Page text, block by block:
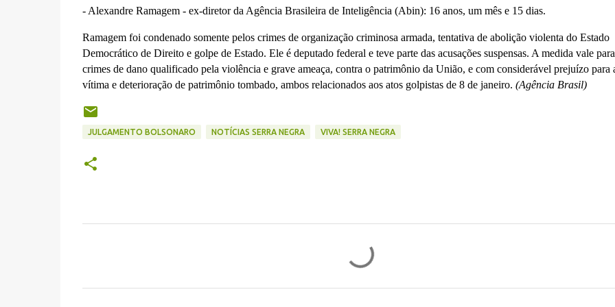
- Alexandre Ramagem - ex-diretor da Agência Brasileira de Inteligência (Abin): 16 anos, um mês e 15 dias.
Ramagem foi condenado somente pelos crimes de organização criminosa armada, tentativa de abolição violenta do Estado
Democrático de Direito e golpe de Estado. Ele é deputado federal e teve parte das acusações suspensas. A medida vale
crimes de dano qualificado pela violência e grave ameaça, contra o patrimônio da União, e com considerável prejuízo para
vítima e deterioração de patrimônio tombado, ambos relacionados aos atos golpistas de 8 de janeiro. (Agência Brasil)
JULGAMENTO BOLSONARO NOTÍCIAS SERRA NEGRA VIVA! SERRA NEGRA